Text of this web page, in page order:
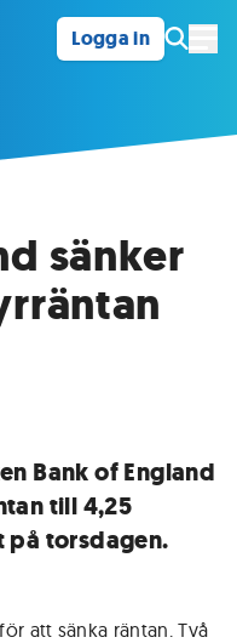
Logga in
sänker
Bank of England
till 4,25
på torsdagen.
att sänka räntan. Två